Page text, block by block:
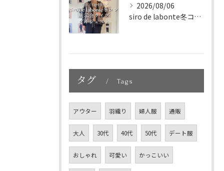
2026/08/06
siro de labonte冬コレクション展示会ライブダイ...
タグ Tags
アウター 羽織り 婦人服 通販
大人 30代 40代 50代 デート服
おしゃれ 可愛い かっこいい